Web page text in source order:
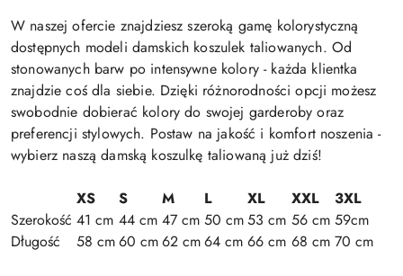
W naszej ofercie znajdziesz szeroką gamę kolorystyczną
dostępnych modeli damskich koszulek taliowanych. Od
stonowanych barw po intensywne kolory - każda klientka
znajdzie coś dla siebie. Dzięki różnorodności opcji możesz
swobodnie dobierać kolory do swojej garderoby oraz
preferencji stylowych. Postaw na jakość i komfort noszenia -
wybierz naszą damską koszulkę taliowaną już dziś!
XS S M L XL XXL
3XL
Szerokość 41 cm 44 cm 47 cm 50 cm53 cm 56 cm 59cm
Długość
58 cm60 cm62 cm64 cm 66 cm 68 cm 70 cm